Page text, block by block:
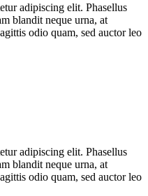
adipiscing elit. Phasellus
blandit neque urna, at
odio quam, sed auctor leo
adipiscing elit. Phasellus
blandit neque urna, at
odio quam, sed auctor leo